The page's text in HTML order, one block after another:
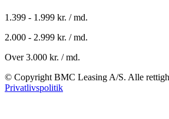
1.399 - 1.999 kr. / md.
2.000 - 2.999 kr. / md.
Over 3.000 kr. / md.
© Copyright BMC Leasing A/S. Alle
Privatlivspolitik